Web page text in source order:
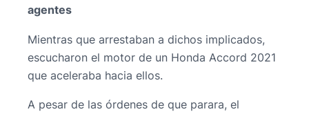
agentes
Mientras que arrestaban a dichos implicados,
escucharon el motor de un Honda Accord 2021
que aceleraba hacia ellos.
A pesar de las órdenes de que parara, el